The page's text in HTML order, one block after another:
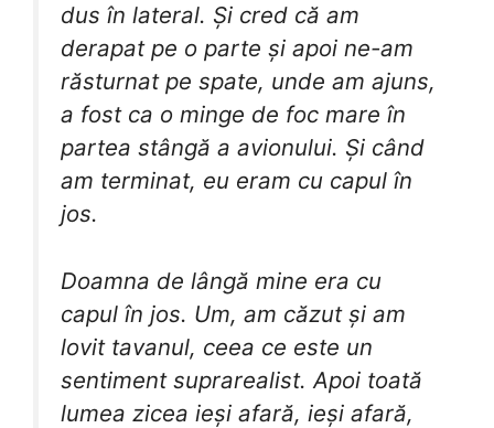
dus în lateral. Și cred că am
derapat pe o parte și apoi ne-am
răsturnat pe spate, unde am ajuns,
a fost ca o minge de foc mare în
partea stângă a avionului. Și când
am terminat, eu eram cu capul în
jos.
Doamna de lângă mine era cu
capul în jos. Um, am căzut și am
lovit tavanul, ceea ce este un
sentiment suprarealist. Apoi toată
lumea zicea ieși afară, ieși afară,